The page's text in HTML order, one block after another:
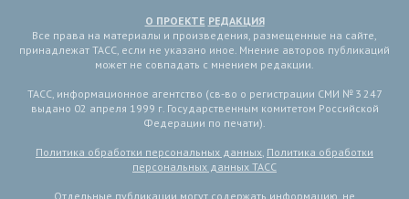
О ПРОЕКТЕ РЕДАКЦИЯ
Все права на материалы и произведения, размещенные на сайте,
принадлежат ТАСС, если не указано иное. Мнение авторов публикаций
может не совпадать с мнением редакции.
ТАСС, информационное агентство (св-во о регистрации СМИ № 3 247
выдано 02 апреля 1999 г. Государственным комитетом Российской
Федерации по печати).
Политика обработки персональных данных, Политика обработки
персональных данных ТАСС
Отдельные публикации могут содержать информацию, не